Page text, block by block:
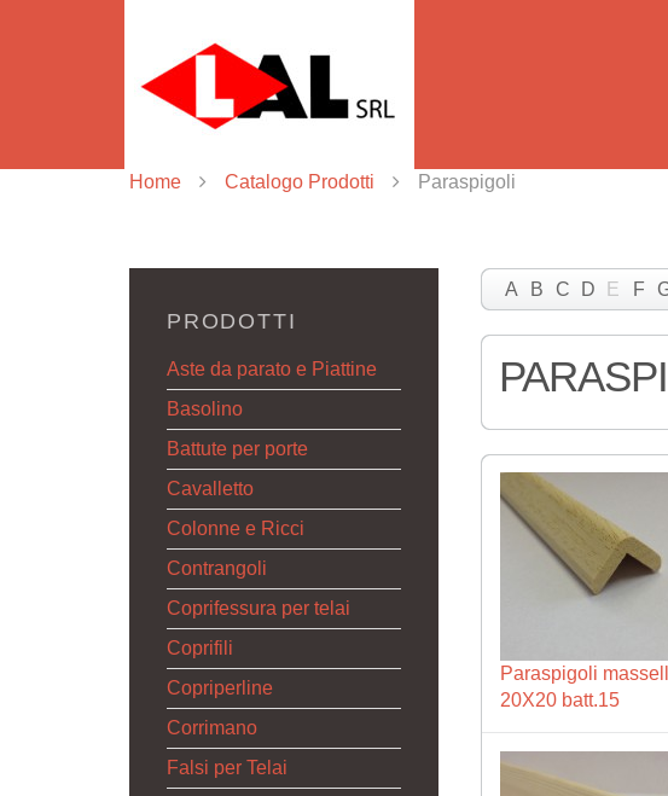
Home Catalogo Prodotti Paraspigoli
A B C D E F
Paraspigoli
20X20 batt.15
PRODOTTI
Aste da parato e Piattine
Basolino
Battute per porte
Cavalletto
Colonne e Ricci
Contrangoli
Coprifessura per telai
Coprifili
Copriperline
Corrimano
Falsi per Telai